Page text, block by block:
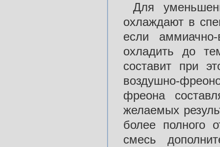
Для
охлаждают в
если
охладить до
составит при
воздушно-
фреона
желаемых
более полного
смесь